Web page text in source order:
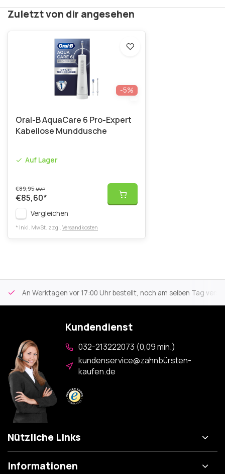
Zuletzt von dir angesehen
-5%
Oral-B AquaCare 6 Pro-Expert
Kabellose Munddusche
Auf Lager
€89,95UVP
€85,60*
Vergleichen
* Inkl. MwSt. zzgl. Versandkosten
An Werktagen vor 17:00 Uhr bestellt, noch am selben Tag
Kundendienst
032-213222073 (0,09 min.)
kundenservice@zahnbürsten-
kaufen.de
Nützliche Links
Informationen